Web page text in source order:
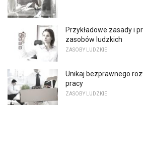
Przykładowe zasady i
zasobów ludzkich
ZASOBY LUDZKIE
Unikaj bezprawnego
pracy
ZASOBY LUDZKIE